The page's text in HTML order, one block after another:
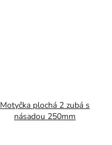
Motyčka plochá 2 zubá s
násadou 250mm